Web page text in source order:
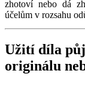
zhotoví nebo dá
účelům v rozsahu
Užití díla
originálu